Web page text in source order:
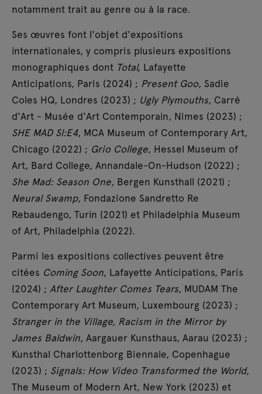
notamment trait au genre ou à la race.
Ses œuvres font l'objet d'expositions
internationales, y compris plusieurs expositions
monographiques dont Total, Lafayette
Anticipations, Paris (2024) ; Present Goo, Sadie
Coles HQ, Londres (2023) ; Ugly Plymouths, Carré
d'Art - Musée d'Art Contemporain, Nimes (2023) ;
SHE MAD Sl:E4, MCA Museum of Contemporary Art,
Chicago (2022) ; Grio College, Hessel Museum of
Art, Bard College, Annandale-On-Hudson (2022) ;
She Mad: Season One, Bergen Kunsthall (2021) ;
Neural Swamp, Fondazione Sandretto Re
Rebaudengo, Turin (2021) et Philadelphia Museum
of Art, Philadelphia (2022).
Parmi les expositions collectives peuvent être
citées Coming Soon, Lafayette Anticipations, Paris
(2024) ; After Laughter Comes Tears, MUDAM The
Contemporary Art Museum, Luxembourg (2023) ;
Stranger in the Village, Racism in the Mirror by
James Baldwin, Aargauer Kunsthaus, Aarau (2023) ;
Kunsthal Charlottenborg Biennale, Copenhague
(2023) ; Signals: How Video Transformed the World,
The Museum of Modern Art, New York (2023) et